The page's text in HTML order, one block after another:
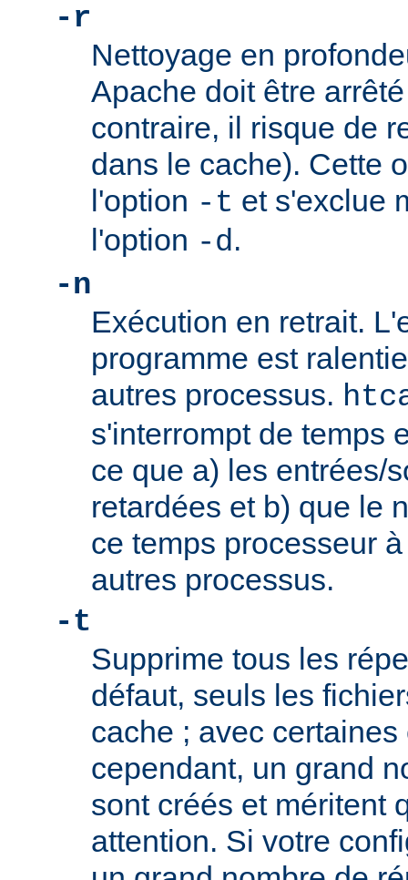
-r
Nettoyage en
Apache doit être
contraire, il risque de
dans le cache). Cette
l'option -t et s'exclue
l'option -d.
-n
Exécution en retrait.
programme est
autres processus.
s'interrompt de temps
ce que a) les entrées/
retardées et b) que le
ce temps processeur
autres processus.
-t
Supprime tous les
défaut, seuls les
cache ; avec
cependant, un grand
sont créés et méritent
attention. Si votre